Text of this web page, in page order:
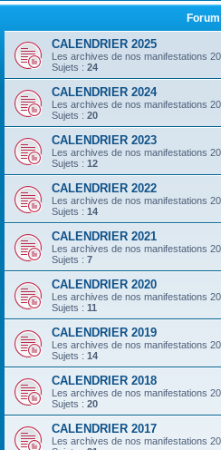
Forum
CALENDRIER 2025
Les archives de nos manifestations
Sujets : 24
CALENDRIER 2024
Les archives de nos manifestations
Sujets : 20
CALENDRIER 2023
Les archives de nos manifestations
Sujets : 12
CALENDRIER 2022
Les archives de nos manifestations
Sujets : 14
CALENDRIER 2021
Les archives de nos manifestations
Sujets : 7
CALENDRIER 2020
Les archives de nos manifestations
Sujets : 11
CALENDRIER 2019
Les archives de nos manifestations
Sujets : 14
CALENDRIER 2018
Les archives de nos manifestations
Sujets : 20
CALENDRIER 2017
Les archives de nos manifestations